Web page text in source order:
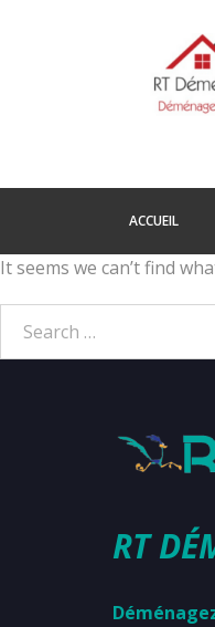
ACCUEIL
It seems we can’t find
RT